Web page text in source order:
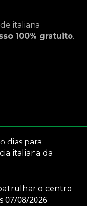
italiana
100% gratuito.
dias para
italiana da
o centro
07/08/2026